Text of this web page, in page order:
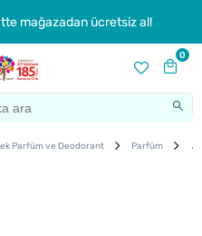
mağazadan ücretsiz al!
0
Parfüm ve Deodorant Parfüm